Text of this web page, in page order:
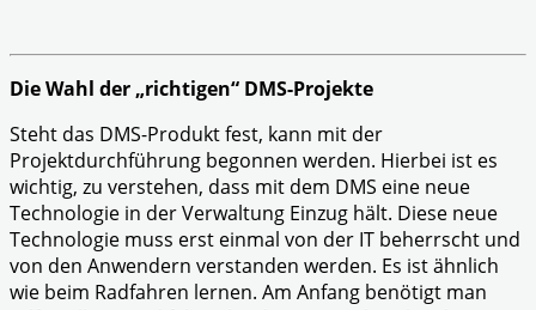
Die Wahl der „richtigen“ DMS-Projekte
Steht das DMS-Produkt fest, kann mit der
Projektdurchführung begonnen werden. Hierbei ist es
wichtig, zu verstehen, dass mit dem DMS eine neue
Technologie in der Verwaltung Einzug hält. Diese neue
Technologie muss erst einmal von der IT beherrscht und
von den Anwendern verstanden werden. Es ist ähnlich
wie beim Radfahren lernen. Am Anfang benötigt man